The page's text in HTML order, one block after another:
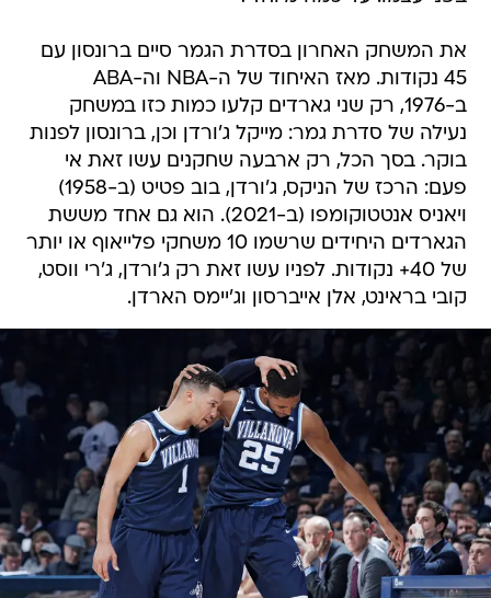
את המשחק האחרון בסדרת הגמר סיים ברונסון עם
45 נקודות. מאז האיחוד של ה-NBA וה-ABA
ב-1976, רק שני גארדים קלעו כמות כזו במשחק
נעילה של סדרת גמר: מייקל ג'ורדן וכן, ברונסון לפנות
בוקר. בסך הכל, רק ארבעה שחקנים עשו זאת אי
פעם: הרכז של הניקס, ג'ורדן, בוב פטיט (ב-1958)
ויאניס אנטטוקומפו (ב-2021). הוא גם אחד מששת
הגארדים היחידים שרשמו 10 משחקי פלייאוף או יותר
של 40+ נקודות. לפניו עשו זאת רק ג'ורדן, ג'רי ווסט,
קובי בראינט, אלן אייברסון וג'יימס הארדן.